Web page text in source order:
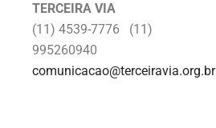
TERCEIRA VIA
(11) 4539-7776 (11)
995260940
comunicacao@terceiravia.org.br